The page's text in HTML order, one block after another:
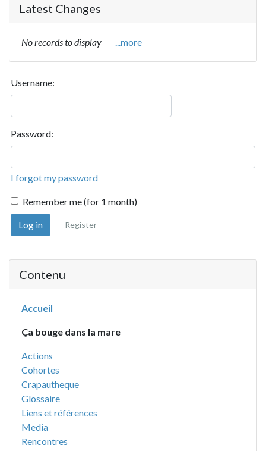
Latest Changes
No records to display ...more
Username:
Password:
I forgot my password
Remember me (for 1 month)
Log in Register
Contenu
Accueil
Ça bouge dans la mare
Actions
Cohortes
Crapautheque
Glossaire
Liens et références
Media
Rencontres